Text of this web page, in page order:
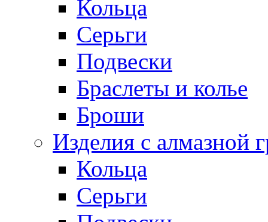
Кольца
Серьги
Подвески
Браслеты и колье
Броши
Изделия с алмазной
Кольца
Серьги